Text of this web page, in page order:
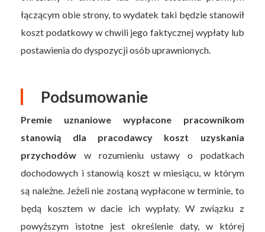
łączącym obie strony, to wydatek taki będzie stanowił
koszt podatkowy w chwili jego faktycznej wypłaty lub
postawienia do dyspozycji osób uprawnionych.
Podsumowanie
Premie uznaniowe wypłacone pracownikom
stanowią dla pracodawcy koszt uzyskania
przychodów w rozumieniu ustawy o podatkach
dochodowych i stanowią koszt w miesiącu, w którym
są należne. Jeżeli nie zostaną wypłacone w terminie, to
będą kosztem w dacie ich wypłaty. W związku z
powyższym istotne jest określenie daty, w której